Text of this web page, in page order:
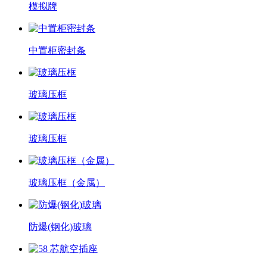
模拟牌
中置柜密封条
玻璃压框
玻璃压框
玻璃压框（金属）
防爆(钢化)玻璃